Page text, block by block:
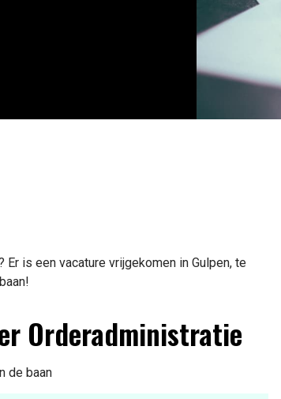
is een vacature vrijgekomen in Gulpen, te
Orderadministratie
de baan